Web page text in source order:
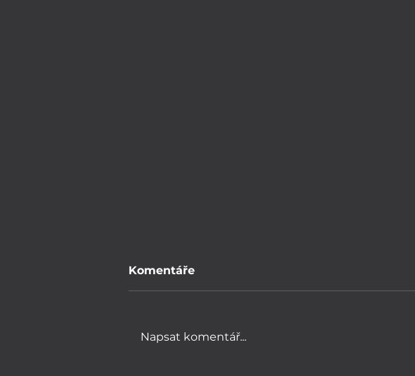
Komentáře
Napsat komentář...